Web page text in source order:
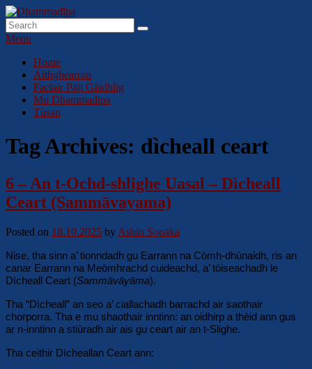
Skip
to
content
Dhammadīpa
Dhamma sa Ghàidhlig
Search
for:
Search
Menu
Primary
menu
Home
Aithghearran
Faclair Pāḷi Gàidhlig
Mu Dhammadīpa
Tùsan
Tag Archives: dìcheall ceart
6 – An t-Ochd-shlighe Uasal – Dìcheall
Ceart (Sammāvayama)
Posted on 18.10.2025 by Ashin Sopāka
Nise, tha sinn a’ tionndadh gu Earrann na Còmh-dhùnaidh, ris an
canar Earrann na Meòmhrachd cuideachd, a’ tòiseachadh le
Dìcheall Ceart (Sammāvāyāma).
Tha “Dìcheall” an seo a’ ciallachadh barrachd air saothair
chorporra. Tha e mu shaothair inntinn: an oidhirp a thèid ann gus
ar n-inntinn a stiùradh air ais gu ceart air an t-Slighe.
Tha ceithir Dìcheallan Ceart ann: